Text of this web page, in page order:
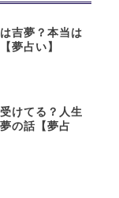
吉夢？本当は
夢占い】
けてる？人生
の話【夢占